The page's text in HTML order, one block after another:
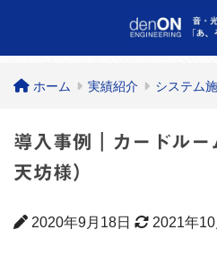
ホーム 実績紹介 システム
導入事例｜カードル
天坊様）
2020年9月18日 2021年10